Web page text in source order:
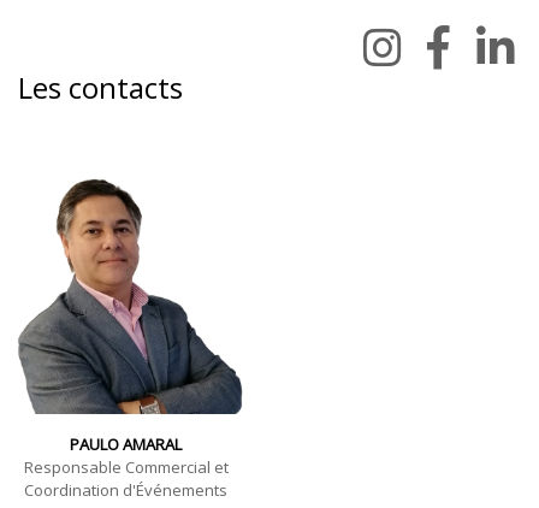
Les contacts
PAULO AMARAL
Responsable Commercial et
Coordination d'Événements